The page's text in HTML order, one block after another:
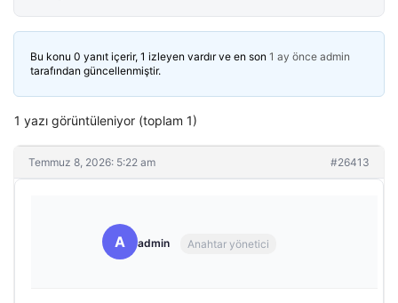
Bu konu 0 yanıt içerir, 1 izleyen vardır ve en son 1 ay önce admin
tarafından güncellenmiştir.
1 yazı görüntüleniyor (toplam 1)
Temmuz 8, 2026: 5:22 am #26413
A admin Anahtar yönetici